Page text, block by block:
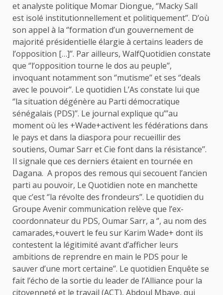
et analyste politique Momar Diongue, ‘’Macky Sall
est isolé institutionnellement et politiquement’’. D’où
son appel à la ‘’formation d’un gouvernement de
majorité présidentielle élargie à certains leaders de
l’opposition […]’’. Par ailleurs, WalfQuotidien constate
que ‘’l’opposition tourne le dos au peuple’’,
invoquant notamment son ‘’mutisme’’ et ses ‘’deals
avec le pouvoir’’. Le quotidien L’As constate lui que
‘’la situation dégénère au Parti démocratique
sénégalais (PDS)’’. Le journal explique qu’’’au
moment où les +Wade+activent les fédérations dans
le pays et dans la diaspora pour recueillir des
soutiens, Oumar Sarr et Cie font dans la résistance’’.
Il signale que ces derniers étaient en tournée en
Dagana. A propos des remous qui secouent l’ancien
parti au pouvoir, Le Quotidien note en manchette
que c’est ‘’la révolte des frondeurs’’. Le quotidien du
Groupe Avenir communication relève que l’ex-
coordonnateur du PDS, Oumar Sarr, a ‘’, au nom des
camarades,+ouvert le feu sur Karim Wade+ dont ils
contestent la légitimité avant d’afficher leurs
ambitions de reprendre en main le PDS pour le
sauver d’une mort certaine’’. Le quotidien Enquête se
fait l’écho de la sortie du leader de l’Alliance pour la
citoyenneté et le travail (ACT), Abdoul Mbaye, qui